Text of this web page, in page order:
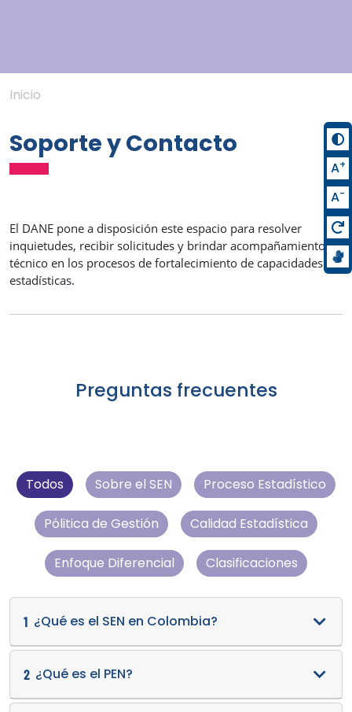
Inicio
Soporte y Contacto
El DANE pone a disposición este espacio para resolver
inquietudes, recibir solicitudes y brindar acompañamiento
técnico en los procesos de fortalecimiento de capacidades
estadísticas.
Preguntas frecuentes
Todos Sobre el SEN Proceso Estadístico
Pólitica de Gestión Calidad Estadística
Enfoque Diferencial Clasificaciones
1 ¿Qué es el SEN en Colombia?
2 ¿Qué es el PEN?
A+
A-